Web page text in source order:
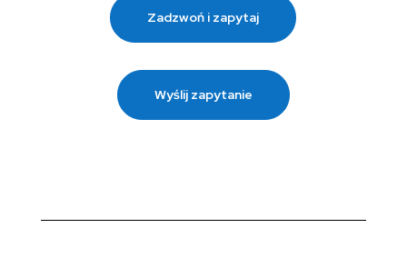
Zadzwoń i zapytaj
Wyślij zapytanie